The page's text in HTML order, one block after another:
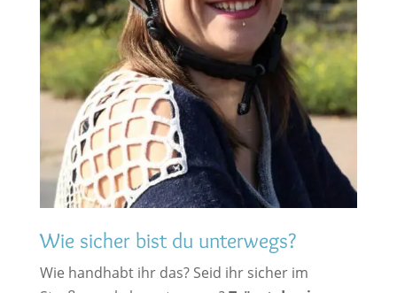
Wie sicher bist du unterwegs?
Wie handhabt ihr das? Seid ihr sicher im